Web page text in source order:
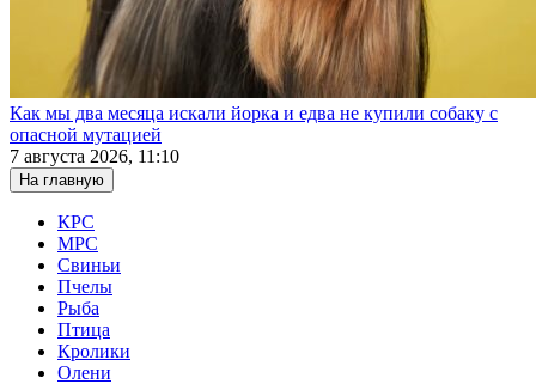
Как мы два месяца искали йорка и едва не купили собаку с
опасной мутацией
7 августа 2026, 11:10
На главную
КРС
МРС
Свиньи
Пчелы
Рыба
Птица
Кролики
Олени